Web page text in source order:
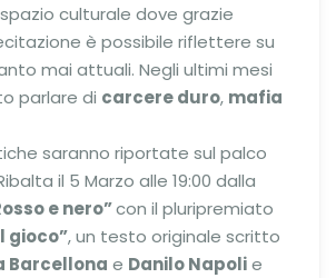
culturale dove grazie
è possibile riflettere su
mai attuali. Negli ultimi mesi
parlare di carcere duro, mafia
saranno riportate sul palco
il 5 Marzo alle 19:00 dalla
e nero”con il pluripremiato
gioco”, un testo originale scritto
Barcellona e Danilo Napolie